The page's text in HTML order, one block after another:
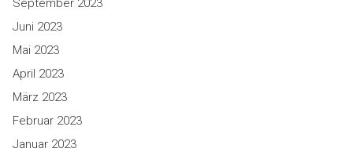
September 2023
Juni 2023
Mai 2023
April 2023
März 2023
Februar 2023
Januar 2023